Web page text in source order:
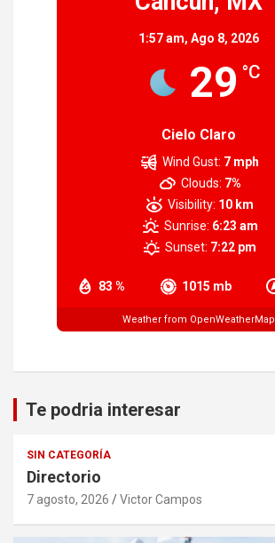
1:57 am, Ago 8, 2026
29 °C
Cielo Claro
83 % 1015 mb
Wind Gust: 7 mph
Clouds: 7%
Visibility: 10 km
Sunrise: 6:23 am
Sunset: 7:22 pm
Weather from OpenWeatherMap
Te podria interesar
SIN CATEGORÍA
Directorio
7 agosto, 2026 Victor Campos